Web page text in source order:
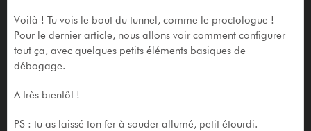
Voilà ! Tu vois le bout du tunnel, comme le proctologue !
Pour le dernier article, nous allons voir comment configurer
tout ça, avec quelques petits éléments basiques de
débogage.
A très bientôt !
PS : tu as laissé ton fer à souder allumé, petit étourdi.